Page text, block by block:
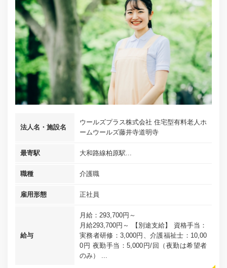
法人名・施設名
ウールズプラス株式会社 住宅型有料老人ホ
ームウールズ藤井寺道明寺
最寄駅 大和路線柏原駅...
職種 介護職
雇用形態 正社員
給与
月給：293,700円～
月給293,700円～ 【別途支給】 資格手当：
実務者研修：3,000円、介護福祉士：10,00
0円 夜勤手当：5,000円/回（夜勤は希望者
のみ） ...